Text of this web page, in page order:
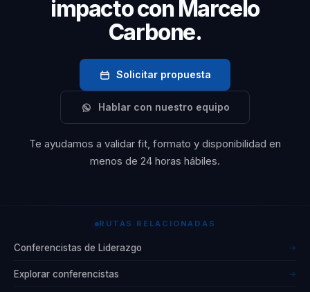
impacto con Marcelo
Carbone.
Solicitar propuesta
Hablar con nuestro equipo
Te ayudamos a validar fit, formato y disponibilidad en
menos de 24 horas hábiles.
RUTAS RELACIONADAS
Conferencistas de Liderazgo →
Explorar conferencistas →